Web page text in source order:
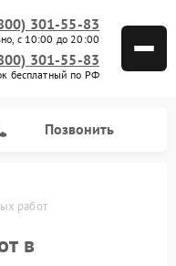
301-55-83
с 10:00 до 20:00
301-55-83
бесплатный по РФ
Позвонить
работ
в